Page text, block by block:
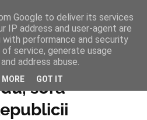
sora
Google to deliver its services
IP address and user-agent are
with performance and security
service, generate usage
address abuse.
MORE GOT IT